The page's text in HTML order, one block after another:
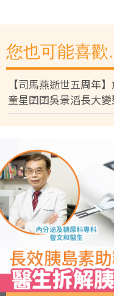
您也可能喜歡
【司馬燕逝世五周年
童星囝囝吳景滔長大變